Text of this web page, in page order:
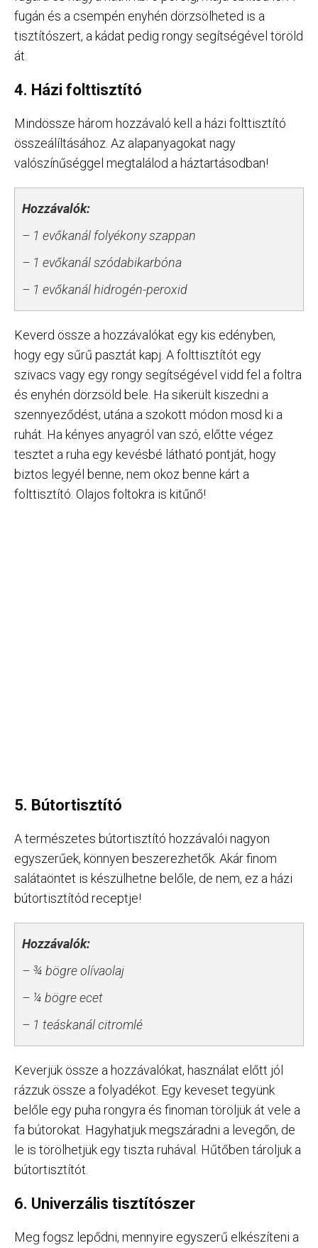
fugán és a csempén enyhén dörzsölheted is a
tisztítószert, a kádat pedig rongy segítségével töröld
át.
4. Házi folttisztító
Mindössze három hozzávaló kell a házi folttisztító
összeálíltásához. Az alapanyagokat nagy
valószínűséggel megtalálod a háztartásodban!
Hozzávalók:
– 1 evőkanál folyékony szappan
– 1 evőkanál szódabikarbóna
– 1 evőkanál hidrogén-peroxid
Keverd össze a hozzávalókat egy kis edényben,
hogy egy sűrű pasztát kapj. A folttisztítót egy
szivacs vagy egy rongy segítségével vidd fel a foltra
és enyhén dörzsöld bele. Ha sikerült kiszedni a
szennyeződést, utána a szokott módon mosd ki a
ruhát. Ha kényes anyagról van szó, előtte végez
tesztet a ruha egy kevésbé látható pontját, hogy
biztos legyél benne, nem okoz benne kárt a
folttisztító. Olajos foltokra is kitűnő!
5. Bútortisztító
A természetes bútortisztító hozzávalói nagyon
egyszerűek, könnyen beszerezhetők. Akár finom
salátaöntet is készülhetne belőle, de nem, ez a házi
bútortisztítód receptje!
Hozzávalók:
– ¾ bögre olívaolaj
– ¼ bögre ecet
– 1 teáskanál citromlé
Keverjük össze a hozzávalókat, használat előtt jól
rázzuk össze a folyadékot. Egy keveset tegyünk
belőle egy puha rongyra és finoman töröljük át vele a
fa bútorokat. Hagyhatjuk megszáradni a levegőn, de
le is törölhetjük egy tiszta ruhával. Hűtőben tároljuk a
bútortisztítót.
6. Univerzális tisztítószer
Meg fogsz lepődni, mennyire egyszerű elkészíteni a